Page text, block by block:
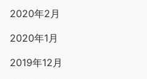
2020年2月
2020年1月
2019年12月